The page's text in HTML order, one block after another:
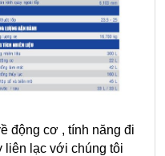
động cơ , tính năng đi
liên lạc với chúng tôi